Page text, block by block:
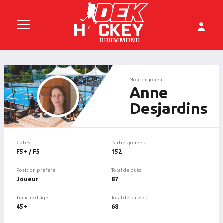
Nom du joueur
Anne
Desjardins
Cotes
F5+ / F5
Position préféré
Joueur
Tranche d'âge
45+
Parties jouées
152
Total de buts
87
Total de passes
68